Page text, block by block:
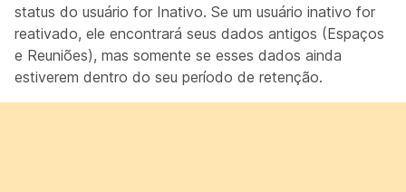
status do usuário for Inativo. Se um usuário inativo for
reativado, ele encontrará seus dados antigos (Espaços
e Reuniões), mas somente se esses dados ainda
estiverem dentro do seu período de retenção.